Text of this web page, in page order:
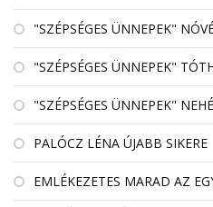
"SZÉPSÉGES ÜNNEPEK"
"SZÉPSÉGES ÜNNEPEK"
"SZÉPSÉGES ÜNNEPEK"
PALÓCZ LÉNA ÚJABB SIKERE
EMLÉKEZETES MARAD AZ